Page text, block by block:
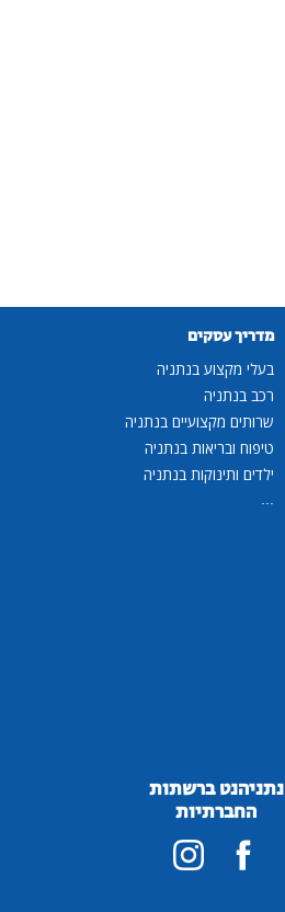
מדריך עסקים
בעלי מקצוע בנתניה
רכב בנתניה
שרותים מקצועיים בנתניה
טיפוח ובריאות בנתניה
ילדים ותינוקות בנתניה
...
נתניהנט ברשתות
החברתיות